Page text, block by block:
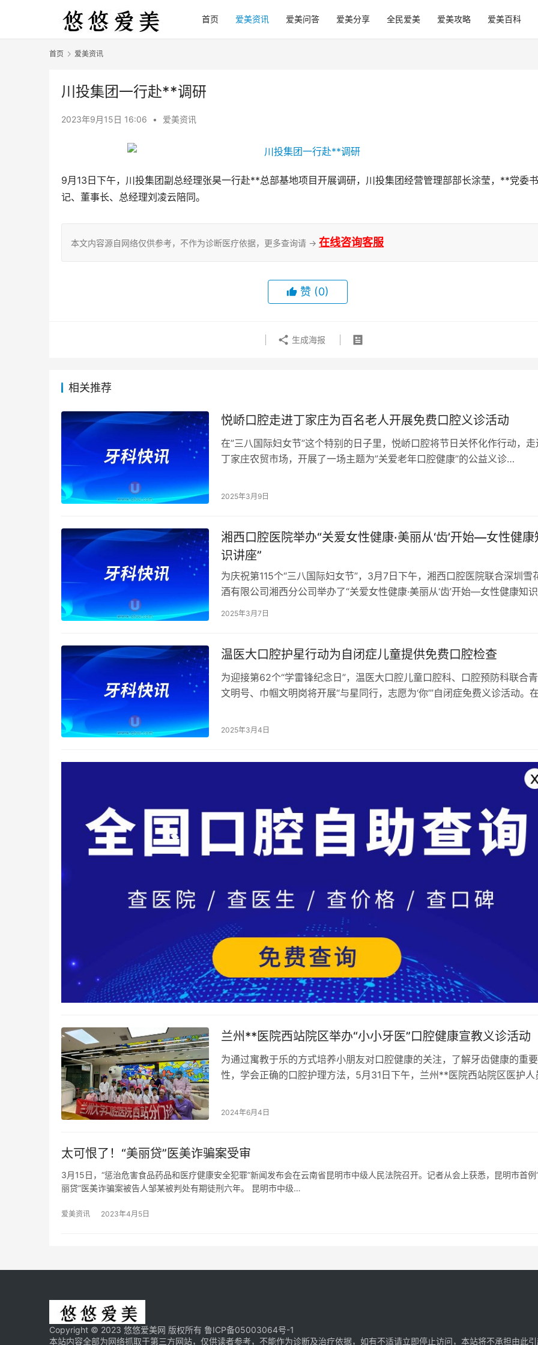
首页 爱美资讯 爱美问答 爱美分享 全民爱美 爱美攻略 爱美百科
首页 爱美资讯
川投集团一行赴**调研
2023年9月15日 16:06 • 爱美资讯
9月13日下午，川投集团副总经理张昊一行赴**总部基地项目开展调研，川投集团经营管理部部长涂莹，**党委书
记、董事长、总经理刘凌云陪同。
本文内容源自网络仅供参考，不作为诊断医疗依据，更多查询请 → 在线咨询客服
赞 (0)
生成海报
相关推荐
悦峤口腔走进丁家庄为百名老人开展免费口腔义诊活动
在”三八国际妇女节”这个特别的日子里，悦峤口腔将节日关怀化作行动，走
丁家庄农贸市场，开展了一场主题为”关爱老年口腔健康”的公益义诊…
2025年3月9日
湘西口腔医院举办“关爱女性健康·美丽从‘齿’开始—女性健康
识讲座”
为庆祝第115个“三八国际妇女节”，3月7日下午，湘西口腔医院联合深圳雪
酒有限公司湘西分公司举办了“关爱女性健康·美丽从‘齿’开始—女性健康知
座”。本次活动旨在关爱女性健康…
2025年3月7日
温医大口腔护星行动为自闭症儿童提供免费口腔检查
为迎接第62个“学雷锋纪念日”，温医大口腔儿童口腔科、口腔预防科联合
文明号、巾帼文明岗将开展“与星同行，志愿为‘你’”自闭症免费义诊活动。
2025年3月4日
兰州**医院西站院区举办“小小牙医”口腔健康宣教义诊活动
为通过寓教于乐的方式培养小朋友对口腔健康的关注，了解牙齿健康的重要
性，学会正确的口腔护理方法，5月31日下午，兰州**医院西站院区医护人
2024年6月4日
太可恨了！“美丽贷”医美诈骗案受审
3月15日，“惩治危害食品药品和医疗健康安全犯罪”新闻发布会在云南省昆明市中级人民法院召开。记者从会上获悉，昆明市首例
丽贷”医美诈骗案被告人邹某被判处有期徒刑六年。 昆明市中级…
爱美资讯 2023年4月5日
Copyright © 2023 悠悠爱美网 版权所有 鲁ICP备05003064号-1
本站内容全部为网络抓取于第三方网站，仅供读者参考，不能作为诊断及治疗依据，如有不适请立即停止访问，本站将不承担由此